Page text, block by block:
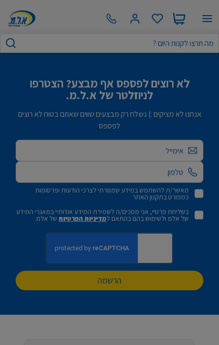
לא רוצים לפספס אף מבצע? הצטרפו
לניוזלטר של א.ל.מ.
אנחנו לא מציקים :) נשלח רק מבצעים שווים שאתם בטוח לא רוצים
לפספס
אימייל
מאשר/ת להשתמש במידע שמסרתי לצרכי הודעות ופרסומות
כמפורט בתקנון האתר
בשליחת פרטיי, אני מסכים/ה לשמירת המידע אודותיי במאגרי המידע
של אלמ ולשימוש בהם בהתאם למדיניות הפרטיותשל אלמ.
הרשמה